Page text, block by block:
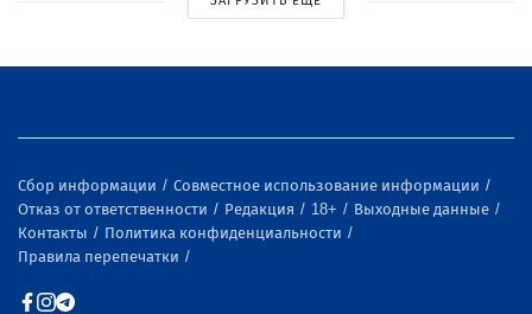
Сбор информации
Совместное использование информации
Отказ от ответственности
Редакция 18+
Выходные данные
Контакты
Политика конфиденциальности
Правила перепечатки